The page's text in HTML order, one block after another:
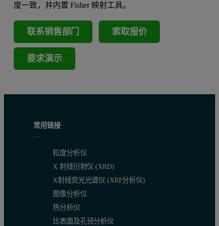
度一致，并内置 Fisher 映射工具。
联系销售部门 索取报价
要求演示
常用链接
粒度分析仪
X 射线衍射仪 (XRD)
X射线荧光光谱仪 (XRF分析仪)
图像分析仪
热分析仪
比表面及孔径分析仪